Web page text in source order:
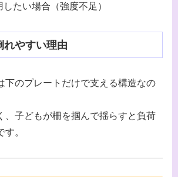
たい場合（強度不足）
れやすい理由
下のプレートだけで支える構造なの
、子どもが柵を掴んで揺らすと負荷
。